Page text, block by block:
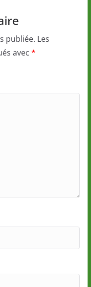
publiée. Les
avec *